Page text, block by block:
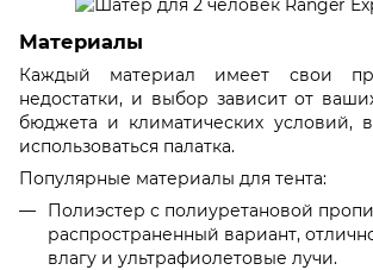
Материалы
Каждый материал имеет свои
недостатки, и выбор зависит от
бюджета и климатических условий,
использоваться палатка.
Популярные материалы для тента:
Полиэстер с полиуретановой
распространенный вариант,
влагу и ультрафиолетовые лучи.